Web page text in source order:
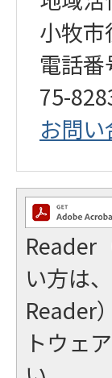
小牧
電話
75-
お問
Reader
い方は
Reader
トウェ